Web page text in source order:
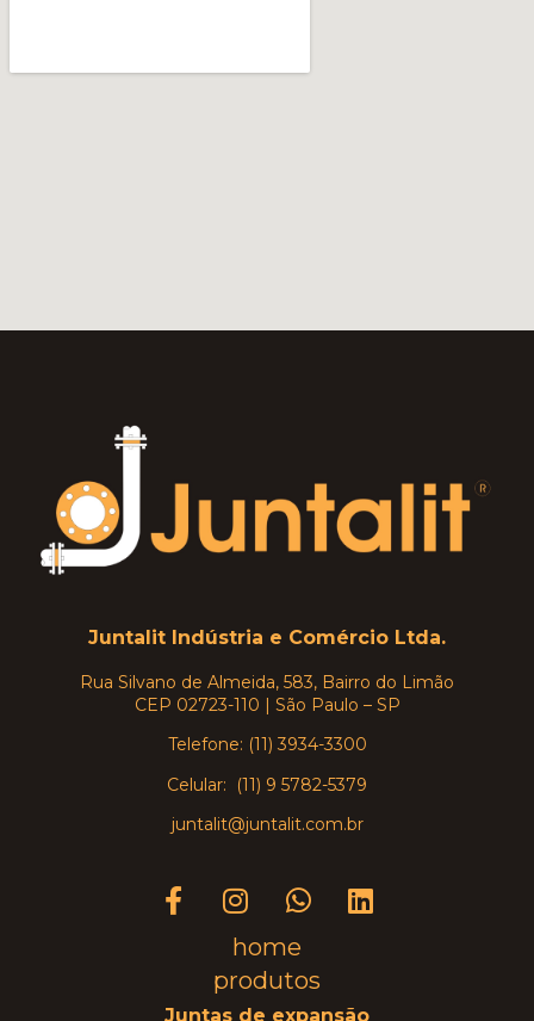
Juntalit Indústria e Comércio Ltda.
Rua Silvano de Almeida, 583, Bairro do Limão
CEP 02723-110 | São Paulo – SP
Telefone: (11) 3934-3300
Celular: (11) 9 5782-5379
juntalit@juntalit.com.br
home
produtos
Juntas de expansão